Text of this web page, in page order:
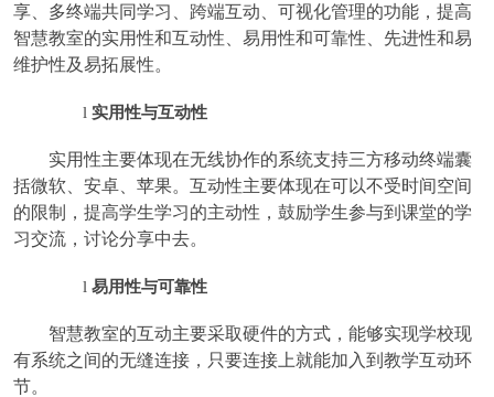
享、多终端共同学习、跨端互动、可视化管理的功能，提高
智慧教室的实用性和互动性、易用性和可靠性、先进性和易
维护性及易拓展性。
l 实用性与互动性
实用性主要体现在无线协作的系统支持三方移动终端囊
括微软、安卓、苹果。互动性主要体现在可以不受时间空间
的限制，提高学生学习的主动性，鼓励学生参与到课堂的学
习交流，讨论分享中去。
l 易用性与可靠性
智慧教室的互动主要采取硬件的方式，能够实现学校现
有系统之间的无缝连接，只要连接上就能加入到教学互动环
节。